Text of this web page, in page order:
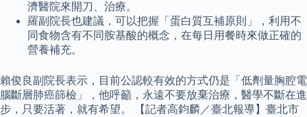
濟醫院來開刀、治療。
羅副院長也建議，可以把握「蛋白質互補原則」，利用不
同食物含有不同胺基酸的概念，在每日用餐時來做正確的
營養補充。
賴俊良副院長表示，目前公認較有效的方式仍是「低劑量胸腔電
腦斷層肺癌篩檢」，他呼籲，永遠不要放棄治療，醫學不斷在進
步，只要活著，就有希望。 【記者高鈞麟／臺北報導】臺北市